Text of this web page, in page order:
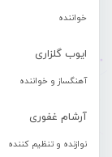
خواننده
ایوب گلزاری
آهنگساز و خواننده
آرشام غفوری
نوازنده و تنظیم کننده